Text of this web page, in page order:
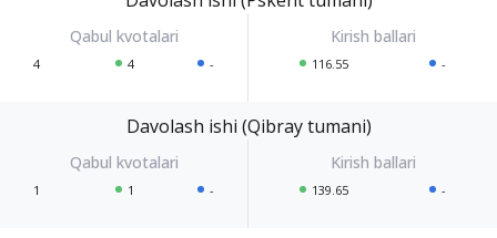
4 4 - 116.55 -
Davolash ishi (Qibray tumani)
1 1 - 139.65 -